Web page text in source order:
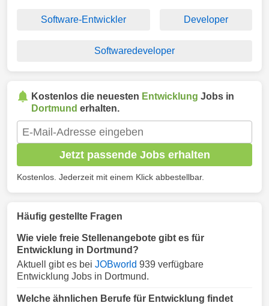
Software-Entwickler Developer
Softwaredeveloper
Kostenlos die neuesten Entwicklung Jobs in
Dortmund erhalten.
Jetzt passende Jobs erhalten
Kostenlos. Jederzeit mit einem Klick abbestellbar.
Häufig gestellte Fragen
Wie viele freie Stellenangebote gibt es für
Entwicklung in Dortmund?
Aktuell gibt es bei JOBworld 939 verfügbare
Entwicklung Jobs in Dortmund.
Welche ähnlichen Berufe für Entwicklung findet